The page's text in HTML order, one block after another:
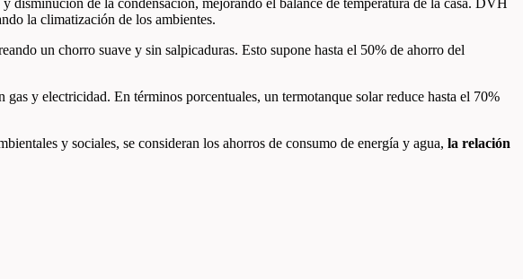
la climatización de los ambientes.
un chorro suave y sin salpicaduras. Esto supone hasta el 50% de ahorro del
y electricidad. En términos porcentuales, un termotanque solar reduce hasta el 70%
y sociales, se consideran los ahorros de consumo de energía y agua, la relación